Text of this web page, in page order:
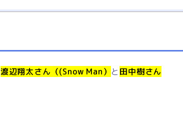
渡辺翔太さん（(Snow Man） と 田中樹さん